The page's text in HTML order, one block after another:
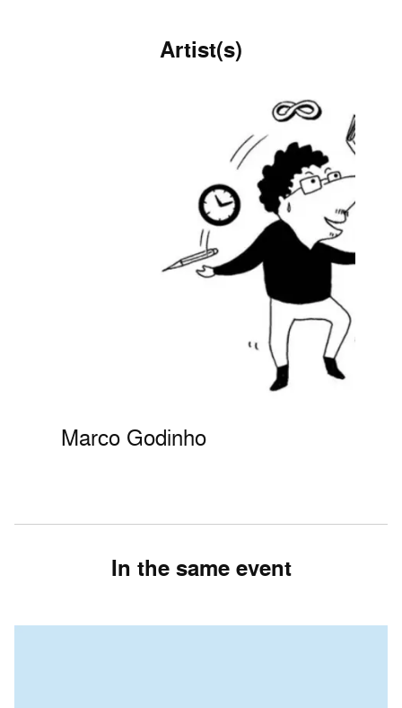
Artist(s)
Marco Godinho
In the same event